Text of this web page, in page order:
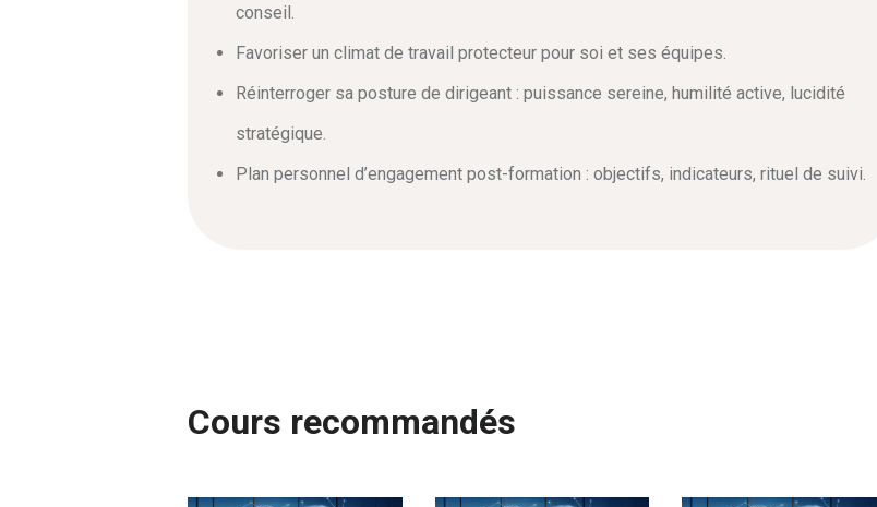
conseil.
Favoriser un climat de travail protecteur pour soi et ses équipes.
Réinterroger sa posture de dirigeant : puissance sereine, humilité active, lucidité
stratégique.
Plan personnel d’engagement post-formation : objectifs, indicateurs, rituel de suivi.
Cours recommandés